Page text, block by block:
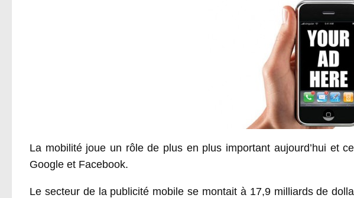
La mobilité joue un rôle de plus en plus important aujourd’hui et
Google et Facebook.
Le secteur de la publicité mobile se montait à 17,9 milliards de